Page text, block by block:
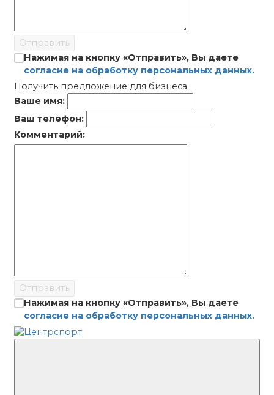
Отправить
Нажимая на кнопку «Отправить», Вы даете
согласие на обработку персональных данных.
Получить предложение для бизнеса
Ваше имя:
Ваш телефон:
Комментарий:
Отправить
Нажимая на кнопку «Отправить», Вы даете
согласие на обработку персональных данных.